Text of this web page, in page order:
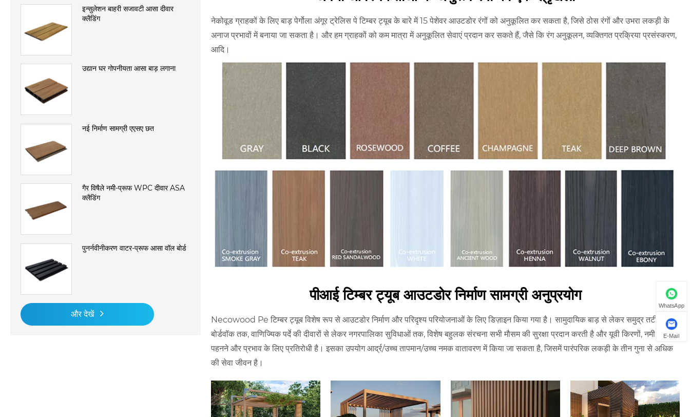
इन्सुलेशन बाहरी सजावटी आसा दीवार
क्लैडिंग
उद्यान घर गोपनीयता आसा बाड़ लगाना
नई निर्माण सामग्री एएसए छत
गैर विषैले नमी-प्रूफ WPC दीवार ASA
क्लैडिंग
पुनर्नवीनीकरण वाटर-प्रूफ आसा वॉल बोर्ड
और देखें
नेकोवूड ग्राहकों के लिए बाड़ पेर्गोला अंगूर ट्रेलिस पे टिम्बर ट्यूब के बारे में 15 पेशेवर आउटडोर रंगों को अनुकूलित कर सकता है, जिसे ठोस रंगों और उभरा लकड़ी के
अनाज प्रभावों में बनाया जा सकता है। और हम ग्राहकों को कम मात्रा में अनुकूलित सेवाएं प्रदान कर सकते हैं, जैसे कि रंग अनुकूलन, व्यक्तिगत प्रक्रिया प्रसंस्करण,
आदि।
पीआई टिम्बर ट्यूब आउटडोर निर्माण सामग्री अनुप्रयोग
Necowood Pe टिम्बर ट्यूब विशेष रूप से आउटडोर निर्माण और परिदृश्य परियोजनाओं के लिए डिज़ाइन किया गया है। सामुदायिक बाड़ से लेकर समुद्र तटीय
बोर्डवॉक तक, वाणिज्यिक पर्दे की दीवारों से लेकर नगरपालिका सुविधाओं तक, विशेष बहुलक संरचना सभी मौसम की सुरक्षा प्रदान करती है और यूवी किरणों, नमी, जंग,
पहनने और प्रभाव के लिए प्रतिरोधी है। इसका उपयोग आर्द्र/उच्च तापमान/उच्च नमक वातावरण में किया जा सकता है, जिसमें पारंपरिक लकड़ी के तीन गुना से अधिक
की सेवा जीवन है।
WhatsApp
E-Mail